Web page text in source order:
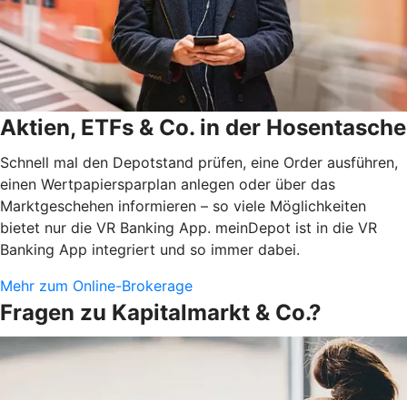
Aktien, ETFs & Co. in der Hosentasche
Schnell mal den Depotstand prüfen, eine Order ausführen,
einen Wertpapiersparplan anlegen oder über das
Marktgeschehen informieren – so viele Möglichkeiten
bietet nur die VR Banking App. meinDepot ist in die VR
Banking App integriert und so immer dabei.
Mehr zum Online-Brokerage
Fragen zu Kapitalmarkt & Co.?